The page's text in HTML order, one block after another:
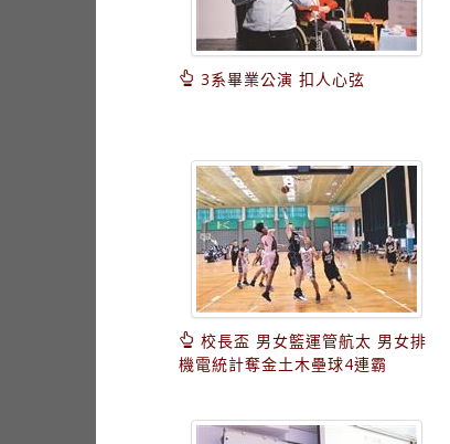
3系畢業公演 扣人心弦
校長盃 男女籃運管航太 男女排
機電統計奪金土木壘球4連霸